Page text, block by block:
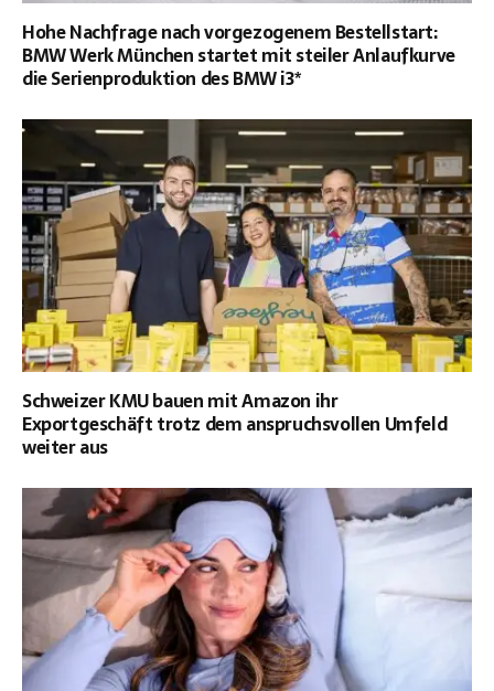
Hohe Nachfrage nach vorgezogenem Bestellstart:
BMW Werk München startet mit steiler Anlaufkurve
die Serienproduktion des BMW i3*
Schweizer KMU bauen mit Amazon ihr
Exportgeschäft trotz dem anspruchsvollen Umfeld
weiter aus